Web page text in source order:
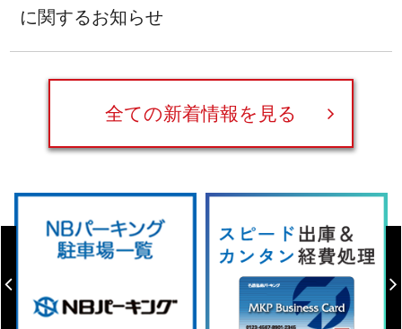
に関するお知らせ
全ての新着情報を見る